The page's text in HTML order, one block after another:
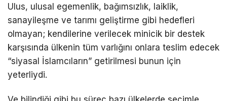
Ulus, ulusal egemenlik, bağımsızlık, laiklik,
sanayileşme ve tarımı geliştirme gibi hedefleri
olmayan; kendilerine verilecek minicik bir destek
karşısında ülkenin tüm varlığını onlara teslim edecek
“siyasal İslamcıların” getirilmesi bunun için
yeterliydi.